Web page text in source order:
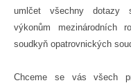
umlčet všechny dotazy
výkonům mezinárodních
soudkyň opatrovnických
Chceme se vás všech